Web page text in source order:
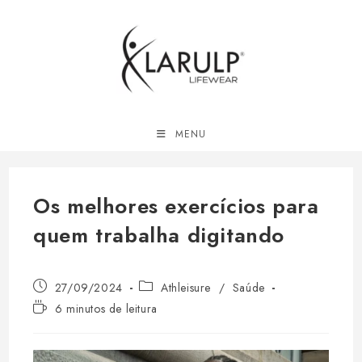
MENU
Os melhores exercícios para
quem trabalha digitando
Post
publicado:
27/09/2024
Categoria
post:
Athleisure / Saúde
Tempo6 minutos de leitura